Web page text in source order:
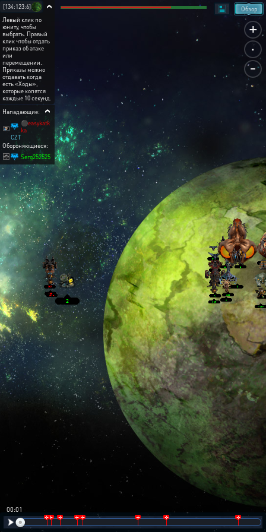
+
.
-
Обзор
[134:123:6]
Левый клик по
юниту, чтобы
выбрать. Правый
клик чтобы отдать
приказ об атаке
или
перемещении.
Приказы можно
отдавать когда
есть «Ходы»,
которые копятся
каждые 10 секунд.
Нападающие:
⚫easykatk
ka
CZT
Обороняющиеся:
Serg252525
00:02